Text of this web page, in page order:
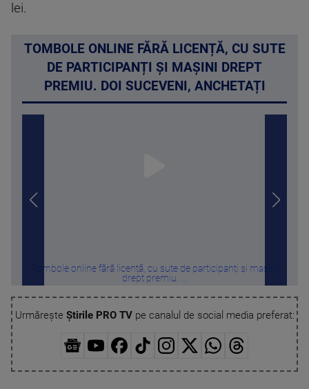
lei.
TOMBOLE ONLINE FĂRĂ LICENȚĂ, CU SUTE
DE PARTICIPANȚI ȘI MAȘINI DREPT
PREMIU. DOI SUCEVENI, ANCHETAȚI
Tombole online fără licență, cu sute de participanți și mașini
drept premiu. ...
Urmărește Știrile PRO TVpe canalul de social media preferat: